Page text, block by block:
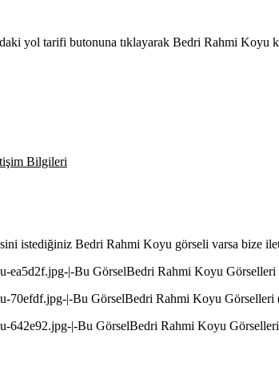
yol tarifi butonuna tıklayarak Bedri Rahmi Koyu
Bilgileri
istediğiniz Bedri Rahmi Koyu görseli varsa bize
ea5d2f.jpg-|-Bu GörselBedri Rahmi Koyu
70efdf.jpg-|-Bu GörselBedri Rahmi Koyu
642e92.jpg-|-Bu GörselBedri Rahmi Koyu